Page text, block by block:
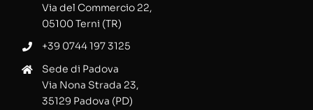
Via del Commercio 22,
05100 Terni (TR)
+39 0744 197 3125
Sede di Padova
Via Nona Strada 23,
35129 Padova (PD)